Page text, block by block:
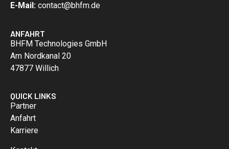
E-Mail: contact@bhfm.de
ANFAHRT
BHFM Technologies GmbH
Am Nordkanal 20
47877 Willich
QUICK LINKS
Partner
Anfahrt
Karriere